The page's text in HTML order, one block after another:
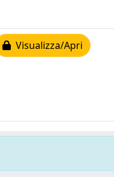
Visualizza/Apri